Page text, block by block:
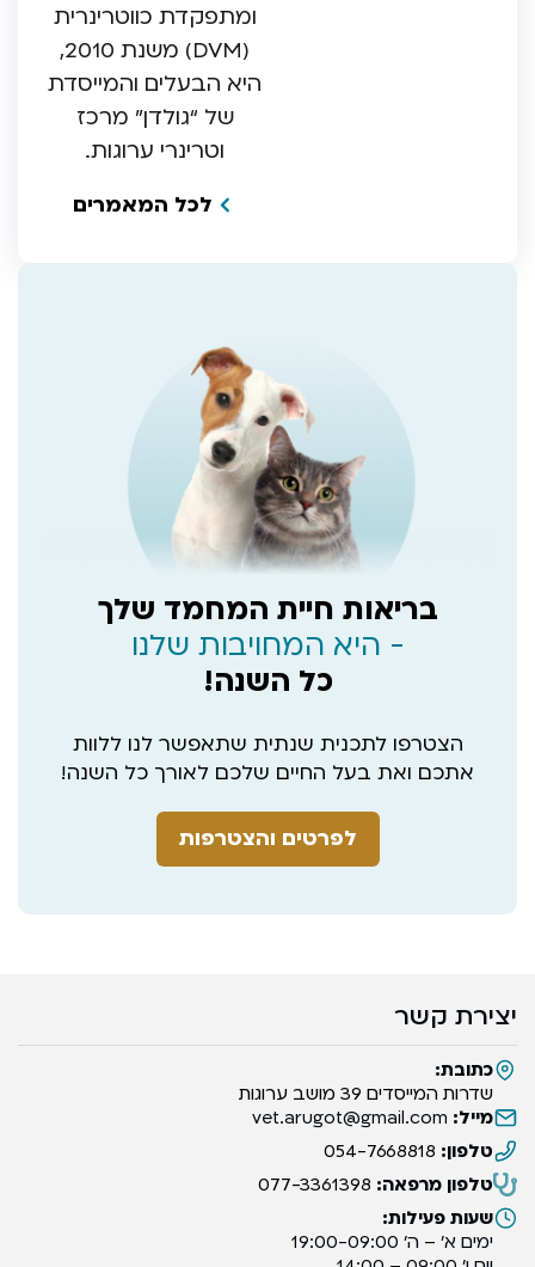
ומתפקדת כווטרינרית
(DVM) משנת 2010,
היא הבעלים והמייסדת
של “גולדן” מרכז
וטרינרי ערוגות.
לכל המאמרים
בריאות חיית המחמד שלך
- היא המחויבות שלנו
כל השנה!
הצטרפו לתכנית שנתית שתאפשר לנו ללוות
אתכם ואת בעל החיים שלכם לאורך כל השנה!
לפרטים והצטרפות
יצירת קשר
כתובת:
שדרות המייסדים 39 מושב ערוגות
מייל: vet.arugot@gmail.com
טלפון: 054-7668818
טלפון מרפאה: 077-3361398
שעות פעילות:
ימים א’ – ה’ 19:00-09:00